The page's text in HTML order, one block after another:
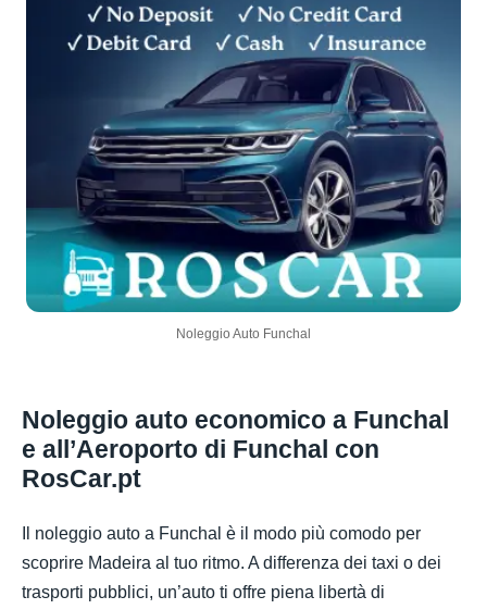
Noleggio Auto Funchal
Noleggio auto economico a Funchal
e all’Aeroporto di Funchal con
RosCar.pt
Il noleggio auto a Funchal è il modo più comodo per
scoprire Madeira al tuo ritmo. A differenza dei taxi o dei
trasporti pubblici, un’auto ti offre piena libertà di